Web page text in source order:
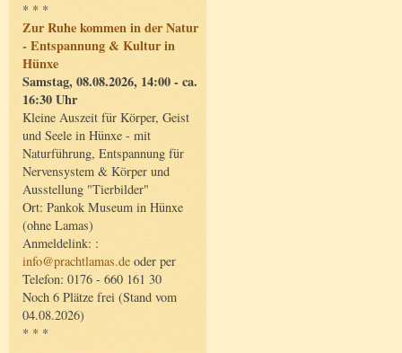
* * *
Zur Ruhe kommen in der Natur
- Entspannung & Kultur in
Hünxe
Samstag, 08.08.2026, 14:00 - ca.
16:30 Uhr
Kleine Auszeit für Körper, Geist
und Seele in Hünxe - mit
Naturführung, Entspannung für
Nervensystem & Körper und
Ausstellung "Tierbilder"
Ort: Pankok Museum in Hünxe
(ohne Lamas)
Anmeldelink: :
info@prachtlamas.de oder per
Telefon: 0176 - 660 161 30
Noch 6 Plätze frei (Stand vom
04.08.2026)
* * *